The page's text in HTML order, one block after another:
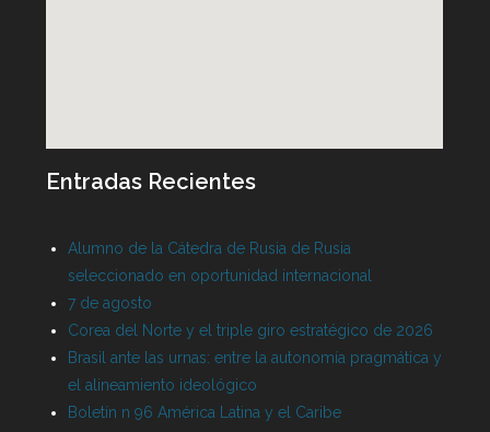
Entradas Recientes
Alumno de la Cátedra de Rusia de Rusia
seleccionado en oportunidad internacional
7 de agosto
Corea del Norte y el triple giro estratégico de 2026
Brasil ante las urnas: entre la autonomía pragmática y
el alineamiento ideológico
Boletín n 96 América Latina y el Caribe